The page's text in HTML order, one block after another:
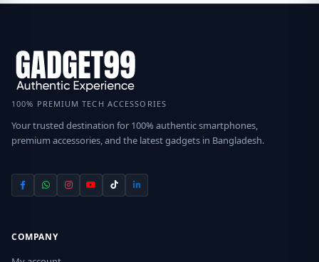
100% PREMIUM TECH ACCESSORIES
Your trusted destination for 100% authentic smartphones,
premium accessories, and the latest gadgets in Bangladesh.
COMPANY